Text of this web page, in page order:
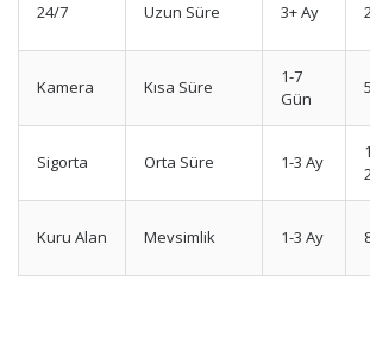
24/7 Uzun Süre 3+ Ay
Kamera Kısa Süre
1-7
Gün
Sigorta Orta Süre 1-3 Ay
Kuru Alan Mevsimlik 1-3 Ay